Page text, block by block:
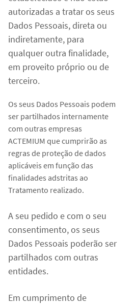
autorizadas a tratar os seus
Dados Pessoais, direta ou
indiretamente, para
qualquer outra finalidade,
em proveito próprio ou de
terceiro.
Os seus Dados Pessoais podem
ser partilhados internamente
com outras empresas
ACTEMIUM que cumprirão as
regras de proteção de dados
aplicáveis em função das
finalidades adstritas ao
Tratamento realizado.
A seu pedido e com o seu
consentimento, os seus
Dados Pessoais poderão ser
partilhados com outras
entidades.
Em cumprimento de